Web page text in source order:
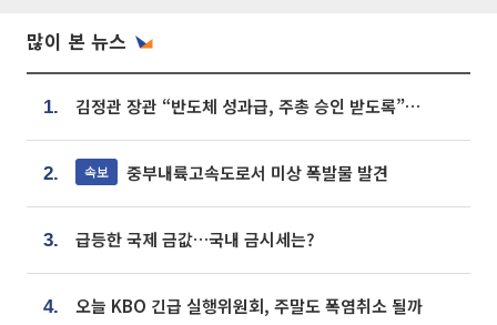
많이 본 뉴스
1. 김정관 장관 “반도체 성과급, 주총 승인 받도록”…상법·자본시장법 개정 시사
2. 속보 중부내륙고속도로서 미상 폭발물 발견
3. 급등한 국제 금값…국내 금시세는?
4. 오늘 KBO 긴급 실행위원회, 주말도 폭염취소 될까